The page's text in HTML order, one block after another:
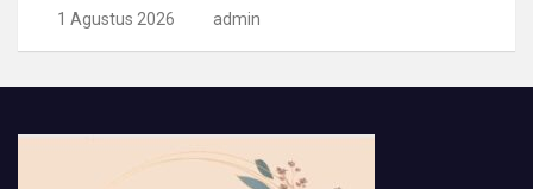
1 Agustus 2026 admin